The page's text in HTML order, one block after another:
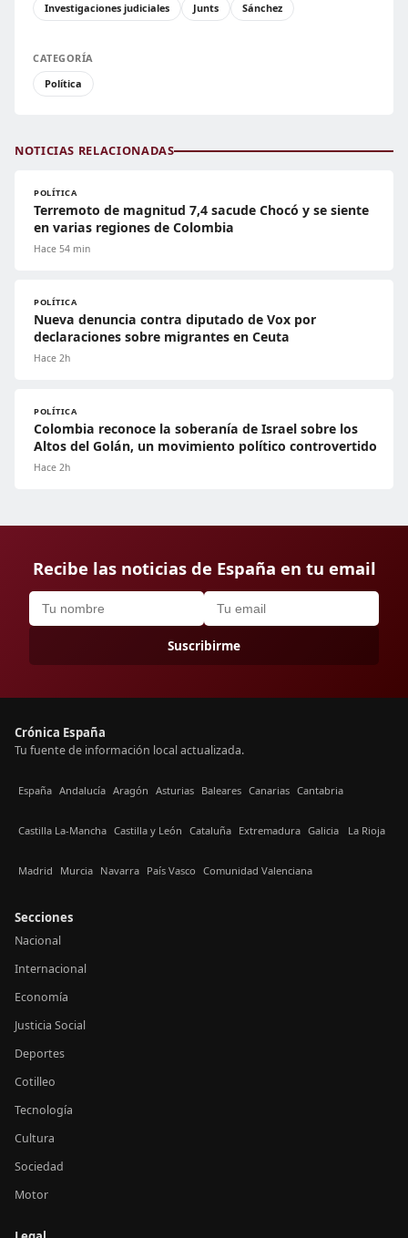
Investigaciones judiciales
Junts Sánchez
CATEGORÍA
Política
NOTICIAS RELACIONADAS
POLÍTICA
Terremoto de magnitud 7,4 sacude Chocó y se siente
en varias regiones de Colombia
Hace 54 min
POLÍTICA
Nueva denuncia contra diputado de Vox por
declaraciones sobre migrantes en Ceuta
Hace 2h
POLÍTICA
Colombia reconoce la soberanía de Israel sobre los
Altos del Golán, un movimiento político controvertido
Hace 2h
Recibe las noticias de España en tu email
Suscribirme
Crónica España
Tu fuente de información local actualizada.
España Andalucía Aragón Asturias Baleares Canarias Cantabria
Castilla La-Mancha Castilla y León Cataluña Extremadura Galicia La Rioja
Madrid Murcia Navarra País Vasco Comunidad Valenciana
Secciones
Nacional
Internacional
Economía
Justicia Social
Deportes
Cotilleo
Tecnología
Cultura
Sociedad
Motor